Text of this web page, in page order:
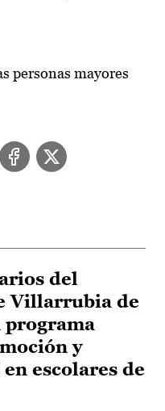
personas mayores
del
Villarrubia de
programa
y
escolares de